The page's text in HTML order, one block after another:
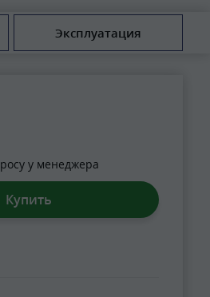
Эксплуатация
у менеджера
Купить